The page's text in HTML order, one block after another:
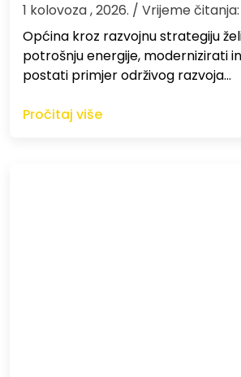
1 kolovoza , 2026. / Vrijeme
Općina kroz razvojnu strategiju
potrošnju energije, modernizirati
postati primjer održivog razvoja…
Pročitaj više